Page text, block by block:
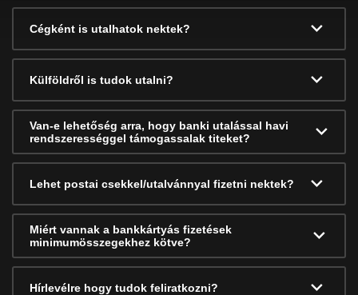
Cégként is utalhatok nektek?
Külföldről is tudok utalni?
Van-e lehetőség arra, hogy banki utalással havi
rendszerességgel támogassalak titeket?
Lehet postai csekkel/utalvánnyal fizetni nektek?
Miért vannak a bankkártyás fizetések
minimumösszegekhez kötve?
Hírlevélre hogy tudok feliratkozni?